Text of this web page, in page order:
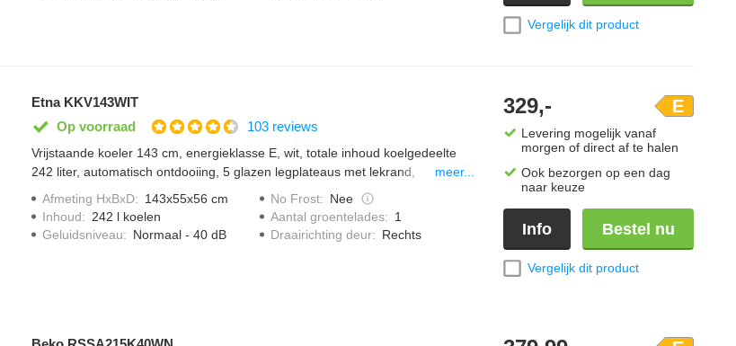
Vergelijk dit product
Etna KKV143WIT
Op voorraad
103 reviews
Vrijstaande koeler 143 cm, energieklasse E, wit, totale inhoud koelgedeelte
242 liter, automatisch ontdooiing, 5 glazen legplateaus met lekrand,
aansluitwaarde 90 W , energieverbruik 104 kWh, geluidsniveau 40 dB(A)
meer...
Afmeting HxBxD: 143x55x56 cm
Inhoud: 242 l koelen
Geluidsniveau: Normaal - 40 dB
No Frost: Nee
Aantal groentelades: 1
Draairichting deur: Rechts
E
329,-
Levering mogelijk vanaf
morgen of direct af te halen
Ook bezorgen op een dag
naar keuze
Info Bestel nu
Vergelijk dit product